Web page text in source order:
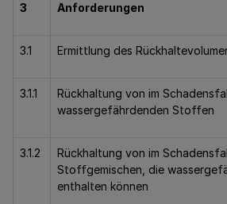
3 Anforderungen
3.1 Ermittlung des
3.1.1
Rückhaltung von im
wassergefährdenden Stoffen
3.1.2
Rückhaltung von im
Stoffgemischen, die
enthalten können